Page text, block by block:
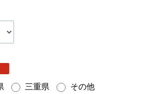
三重県 その他